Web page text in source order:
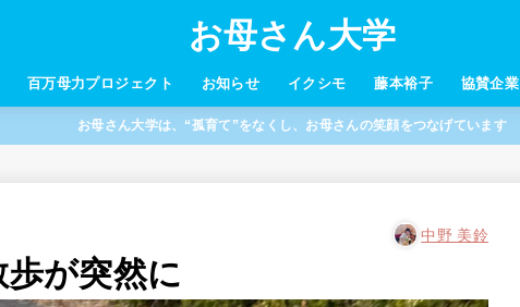
お母さん大学
百万母力プロジェクト お知らせ イクシモ 藤本裕子 協賛企業
お母さん大学は、“孤育て”をなくし、お母さんの笑顔をつなげています
中野 美鈴
が突然に